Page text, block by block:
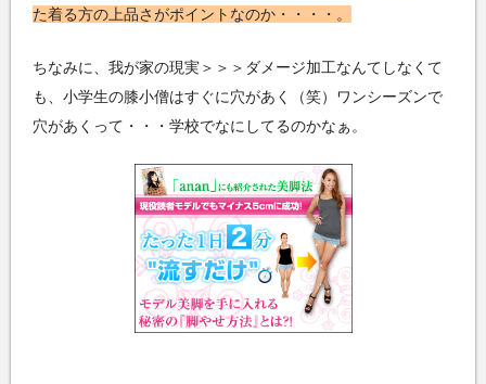
た着る方の上品さがポイントなのか・・・・。
ちなみに、我が家の現実＞＞＞ダメージ加工なんてしなくて
も、小学生の膝小僧はすぐに穴があく（笑）ワンシーズンで
穴があくって・・・学校でなにしてるのかなぁ。